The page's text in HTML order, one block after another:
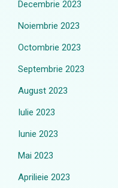
Decembrie 2023
Noiembrie 2023
Octombrie 2023
Septembrie 2023
August 2023
Iulie 2023
Iunie 2023
Mai 2023
Aprilieie 2023